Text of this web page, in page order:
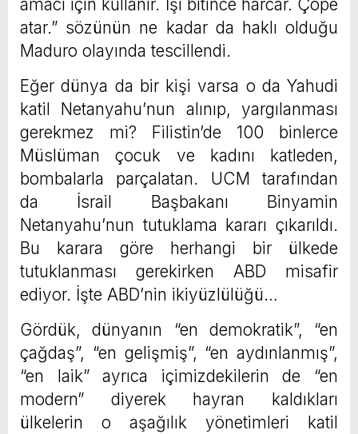
amacı için kullanır. İşi bitince harcar. Çöpe
atar.” sözünün ne kadar da haklı olduğu
Maduro olayında tescillendi.
Eğer dünya da bir kişi varsa o da Yahudi
katil Netanyahu’nun alınıp, yargılanması
gerekmez mi? Filistin’de 100 binlerce
Müslüman çocuk ve kadını katleden,
bombalarla parçalatan. UCM tarafından
da İsrail Başbakanı Binyamin
Netanyahu’nun tutuklama kararı çıkarıldı.
Bu karara göre herhangi bir ülkede
tutuklanması gerekirken ABD misafir
ediyor. İşte ABD’nin ikiyüzlülüğü…
Gördük, dünyanın “en demokratik”, “en
çağdaş”, “en gelişmiş”, “en aydınlanmış”,
“en laik” ayrıca içimizdekilerin de “en
modern” diyerek hayran kaldıkları
ülkelerin o aşağılık yönetimleri katil